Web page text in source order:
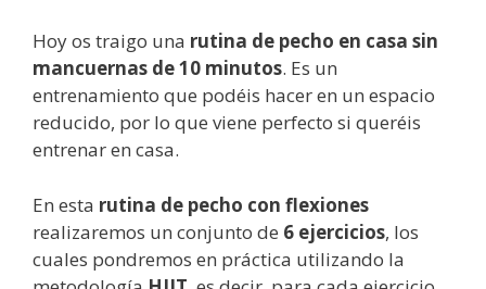
Hoy os traigo una rutina de pecho en casa sin
mancuernas de 10 minutos. Es un
entrenamiento que podéis hacer en un espacio
reducido, por lo que viene perfecto si queréis
entrenar en casa.
En esta rutina de pecho con flexiones
realizaremos un conjunto de 6 ejercicios, los
cuales pondremos en práctica utilizando la